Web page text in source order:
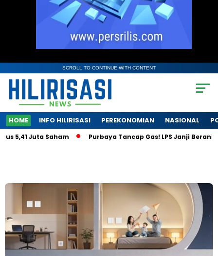
SCROLL TO CONTINUE WITH CONTENT
HOME INFO HILIRISASI PEREKONOMIAN NASIONAL
Saham Purbaya Tancap Gas! LPS Janji Berani Bongkar